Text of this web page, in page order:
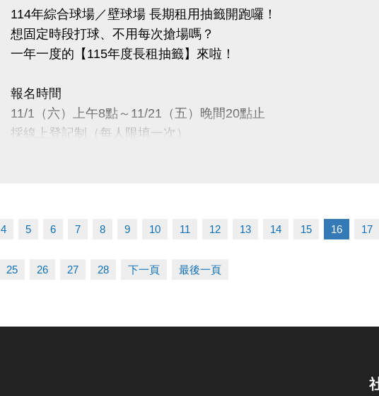
承租權限限本人使用，不可轉讓。
讓你的愛車在蘆竹運動中心安心停、放心停~
繳費時間
12/1（一）08:00～12/14（日）21:30止
使用期限
115/1/1～115/12/31（每三個月續約繳費一次）
114年綜合球場／壁球場 長期租用抽籤開跑囉！
想固定時段打球、不用每次搶場嗎？
一年一度的【115年度長租抽籤】來啦！
報名時間
11/1（六）上午8點～11/21（五）晚間20點止
採線上登記制（每人限填一次）
11/28（五）下午16:00
繳費時間
4 5 6 7 8 9 10 11 12 13 14 15 16 17
25 26 27 28 下一頁 最後一頁